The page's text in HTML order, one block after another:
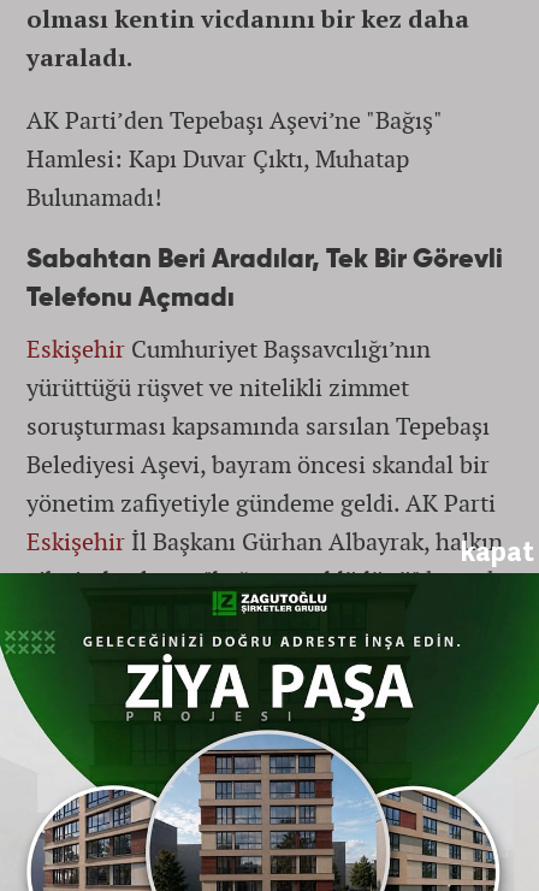
kapat
olması kentin vicdanını bir kez daha
yaraladı.
AK Parti’den Tepebaşı Aşevi’ne "Bağış"
Hamlesi: Kapı Duvar Çıktı, Muhatap
Bulunamadı!
Sabahtan Beri Aradılar, Tek Bir Görevli
Telefonu Açmadı
Eskişehir Cumhuriyet Başsavcılığı’nın
yürüttüğü rüşvet ve nitelikli zimmet
soruşturması kapsamında sarsılan Tepebaşı
Belediyesi Aşevi, bayram öncesi skandal bir
yönetim zafiyetiyle gündeme geldi. AK Parti
Eskişehir İl Başkanı Gürhan Albayrak, halkın
zihninde oluşan "bağış tereddüdünü" kırmak
ve ihtiyaç sahiplerinin sofrasını boş
bırakmamak adına örnek bir adım atmak
Sabahın erken saatlerinden itibaren kurban
bağış prosedürünü öğrenmek ve teslimat
günü randevusu almak için Tepebaşı
Belediyesi Aşevi’ni defalarca arayan AK Parti